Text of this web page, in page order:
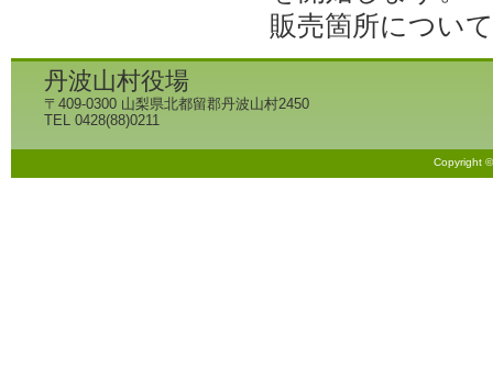
販売箇所につい
丹波山村役場
〒409-0300 山梨県北都留郡丹波山村2450
TEL 0428(88)0211
Copyright